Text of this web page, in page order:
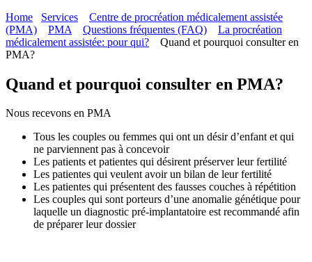
Home
Services
Centre de procréation médicalement assistée
(PMA)
PMA Questions fréquentes (FAQ)
La procréation
médicalement assistée: pour qui?
Quand et pourquoi consulter en
PMA?
Quand et pourquoi consulter en PMA?
Nous recevons en PMA
Tous les couples ou femmes qui ont un désir d’enfant et qui
ne parviennent pas à concevoir
Les patients et patientes qui désirent préserver leur fertilité
Les patientes qui veulent avoir un bilan de leur fertilité
Les patientes qui présentent des fausses couches à répétition
Les couples qui sont porteurs d’une anomalie génétique pour
laquelle un diagnostic pré-implantatoire est recommandé afin
de préparer leur dossier